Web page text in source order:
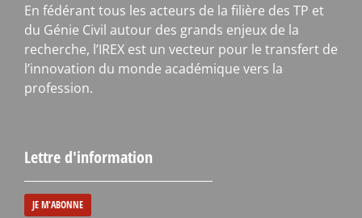
En fédérant tous les acteurs de la filière des TP et
du Génie Civil autour des grands enjeux de la
recherche, l’IREX est un vecteur pour le transfert de
l’innovation du monde académique vers la
profession.
Lettre d'information
JE M'ABONNE